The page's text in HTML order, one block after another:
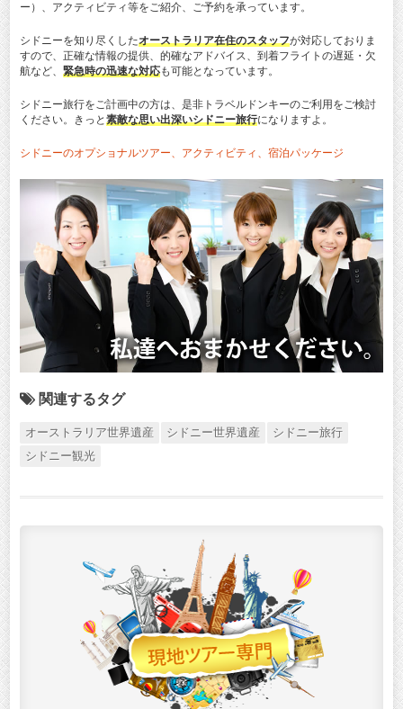
ー）、アクティビティ等をご紹介、ご予約を承っています。
シドニーを知り尽くしたオーストラリア在住のスタッフが対応しておりま
すので、正確な情報の提供、的確なアドバイス、到着フライトの遅延・欠
航など、 緊急時の迅速な対応も可能となっています。
シドニー旅行をご計画中の方は、是非トラベルドンキーのご利用をご検討
ください。きっと 素敵な思い出深いシドニー旅行になりますよ。
シドニーのオプショナルツアー、アクティビティ、宿泊パッケージ
関連するタグ
オーストラリア世界遺産 シドニー世界遺産
シドニー旅行
シドニー観光